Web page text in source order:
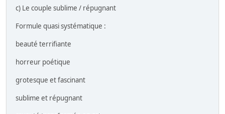
c) Le couple sublime / répugnant
Formule quasi systématique :
beauté terrifiante
horreur poétique
grotesque et fascinant
sublime et répugnant